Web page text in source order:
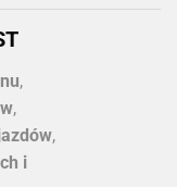
,
,
,
i